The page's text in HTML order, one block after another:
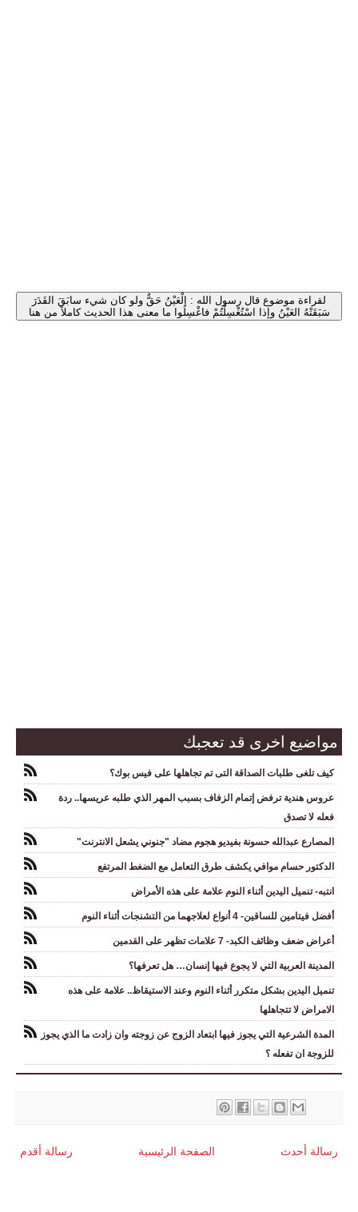
لقراءة موضوع قال رسول الله : الْعَيْنُ حَقٌّ ولو كان شيء سابَقَ القَدَرَ
سَبَقَتْهُ العَيْنُ وإذا اسْتُغْسِلْتُمْ فاغْسِلُوا ما معنى هذا الحديث كاملاً من هنا
مواضيع اخرى قد تعجبك
كيف تلغى طلبات الصداقة التى تم تجاهلها على فيس بوك؟
عروس هندية ترفض إتمام الزفاف بسبب المهر الذي طلبه عريسها.. ردة
فعله لا تصدق
المصارع عبدالله حسونة بفيديو هجوم مضاد "جنوني يشعل الانترنت"
الدكتور حسام موافي يكشف طرق التعامل مع الضغط المرتفع
انتبه- تنميل اليدين أثناء النوم علامة على هذه الأمراض
أفضل فيتامين للساقين- 4 أنواع لعلاجهما من التشنجات أثناء النوم
أعراض ضعف وظائف الكبد- 7 علامات تظهر على القدمين
المدينة العربية التي لا يجوع فيها إنسان… هل تعرفها؟
تنميل اليدين بشكل متكرر أثناء النوم وعند الاستيقاظ.. علامة على هذه
الامراض لا تتجاهلها
المدة الشرعية التي يجوز فيها ابتعاد الزوج عن زوجته وان زادت ما الذي يجوز
للزوجة ان تفعله ؟
رسالة أحدث رسالة أقدم الصفحة الرئيسية